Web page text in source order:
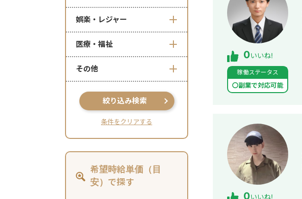
娯楽・レジャー
医療・福祉
その他
絞り込み検索
条件をクリアする
希望時給単価（目
安）で探す
0いいね!
稼働ステータス
〇副業で対応可能
0いいね!